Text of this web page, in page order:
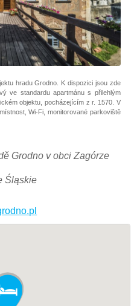
hradu Grodno. K dispozici jsou zde
ve standardu apartmánu s přilehlým
objektu, pocházejícím z r. 1570. V
Wi-Fi, monitorované parkoviště
Grodno v obci Zagórze
Śląskie